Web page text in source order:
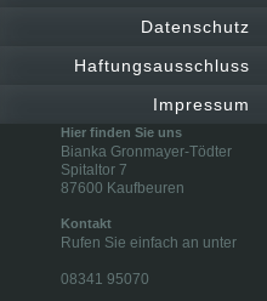
Datenschutz
Haftungsausschluss
Impressum
Hier finden Sie uns
Bianka Gronmayer-Tödter
Spitaltor 7
87600 Kaufbeuren
Kontakt
Rufen Sie einfach an unter
08341 95070